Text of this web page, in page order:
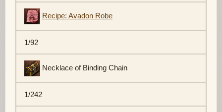
Recipe: Avadon Robe
1/92
Necklace of Binding Chain
1/242